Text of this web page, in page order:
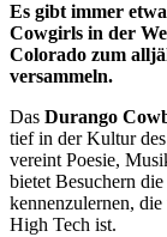
Es gibt immer
Cowgirls in der
Colorado zum
versammeln.
Das Durango
tief in der Kultur
vereint Poesie,
bietet Besuchern
kennenzulernen,
High Tech ist.